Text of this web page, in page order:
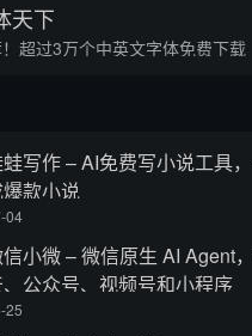
天下
超过3万个中英文字体免费下载
写作 – AI免费写小说工具
款小说
04
小微 – 微信原生 AI Agent
公众号、视频号和小程序
25